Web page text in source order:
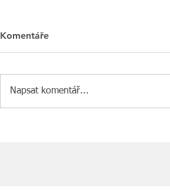
Komentáře
Napsat komentář...